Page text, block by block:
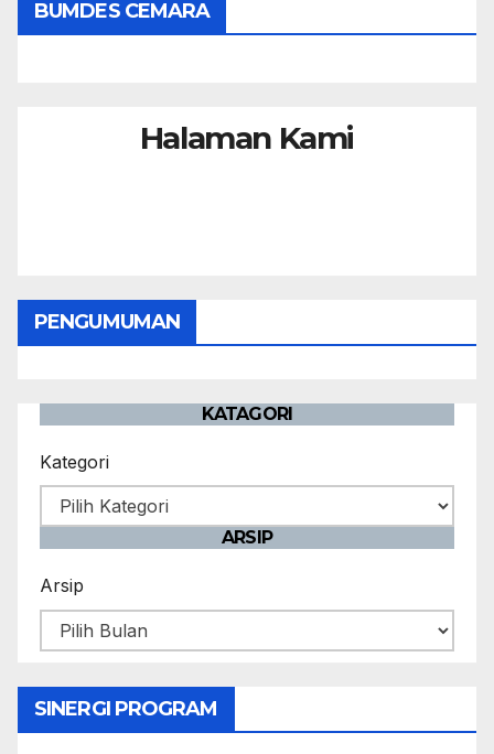
BUMDES CEMARA
Halaman Kami
PENGUMUMAN
KATAGORI
Kategori
ARSIP
Arsip
SINERGI PROGRAM